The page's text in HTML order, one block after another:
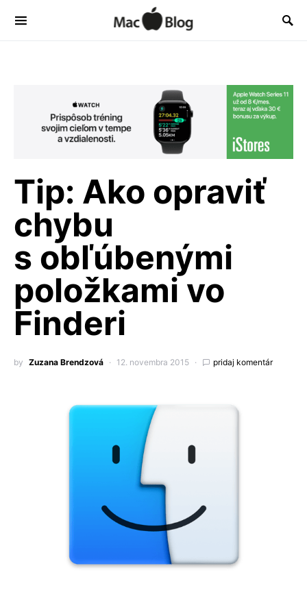
Tip: Ako opraviť
chybu
s obľúbenými
položkami vo
Finderi
by Zuzana Brendzová 12. novembra 2015 pridaj komentár